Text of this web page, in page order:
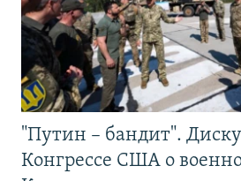
"Путин – бандит".
Конгрессе США о